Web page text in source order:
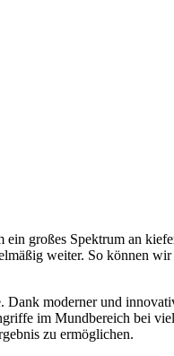
großes Spektrum an
weiter. So können wir
moderner und
im Mundbereich bei
zu ermöglichen.